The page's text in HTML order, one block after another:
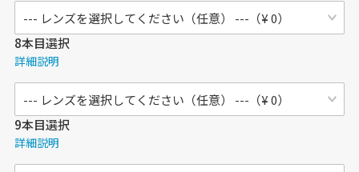
8本目選択
詳細説明
9本目選択
詳細説明